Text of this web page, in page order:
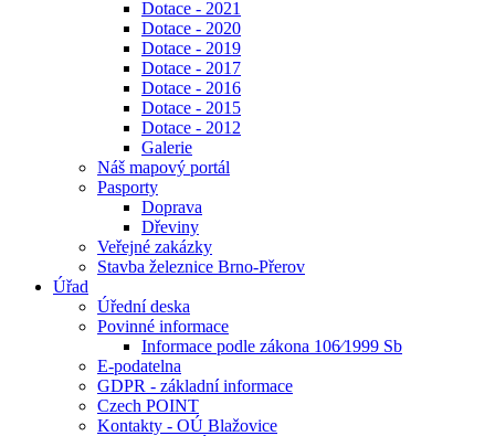
Dotace - 2021
Dotace - 2020
Dotace - 2019
Dotace - 2017
Dotace - 2016
Dotace - 2015
Dotace - 2012
Galerie
Náš mapový portál
Pasporty
Doprava
Dřeviny
Veřejné zakázky
Stavba železnice Brno-Přerov
Úřad
Úřední deska
Povinné informace
Informace podle zákona 106⁄1999 Sb
E-podatelna
GDPR - základní informace
Czech POINT
Kontakty - OÚ Blažovice